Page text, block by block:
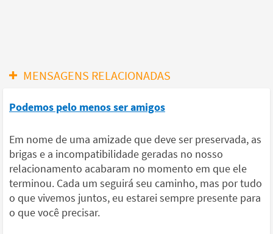
MENSAGENS RELACIONADAS
Podemos pelo menos ser amigos
Em nome de uma amizade que deve ser preservada, as
brigas e a incompatibilidade geradas no nosso
relacionamento acabaram no momento em que ele
terminou. Cada um seguirá seu caminho, mas por tudo
o que vivemos juntos, eu estarei sempre presente para
o que você precisar.